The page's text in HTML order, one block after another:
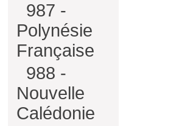
987 -
Polynésie
Française
988 -
Nouvelle
Calédonie